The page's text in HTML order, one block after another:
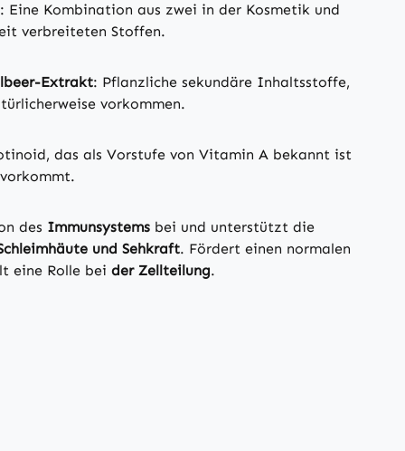
: Eine Kombination aus zwei in der Kosmetik und
verbreiteten Stoffen.
Extrakt: Pflanzliche sekundäre Inhaltsstoffe,
vorkommen.
das als Vorstufe von Vitamin A bekannt ist
des Immunsystems bei und unterstützt die
und Sehkraft. Fördert einen normalen
eine Rolle bei der Zellteilung.